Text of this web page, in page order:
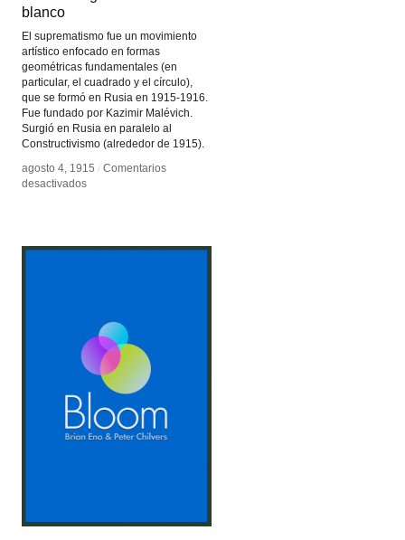
blanco
El suprematismo fue un movimiento
artístico enfocado en formas
geométricas fundamentales (en
particular, el cuadrado y el círculo),
que se formó en Rusia en 1915-1916.
Fue fundado por Kazimir Malévich.
Surgió en Rusia en paralelo al
Constructivismo (alrededor de 1915).
agosto 4, 1915 / Comentarios
desactivadosen
fondo
blanco
agosto 4, 1915 / Comentarios
desactivadosen
fondo